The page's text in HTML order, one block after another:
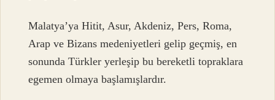
Malatya’ya Hitit, Asur, Akdeniz, Pers, Roma,
Arap ve Bizans medeniyetleri gelip geçmiş, en
sonunda Türkler yerleşip bu bereketli topraklara
egemen olmaya başlamışlardır.